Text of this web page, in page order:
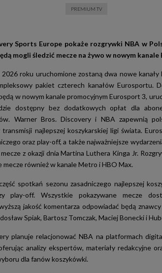
PREMIUM TV
Sports Europe pokaże rozgrywki NBA w
mogli śledzić mecze na żywo w nowym
roku uruchomione zostaną dwa nowe
pakiet czterech kanałów Eurosportu.
w nowym kanale promocyjnym Eurosport 3,
dostępny bez dodatkowych opłat dla
Warner Bros. Discovery i NBA zapewnią
najlepszej koszykarskiej ligi świata.
oraz play-off, a także najważniejsze
z okazji dnia Martina Luthera Kinga Jr.
mecze również w kanale Metro i HBO Max.
spotkań sezonu zasadniczego najlepszej
play-off. Wszystkie pokazywane mecze
jakość komentarza odpowiadać będą
Spiak, Bartosz Tomczak, Maciej Bonecki i
planuje relacjonować NBA na platformach
analizy ekspertów, materiały redakcyjne
dla fanów koszykówki.